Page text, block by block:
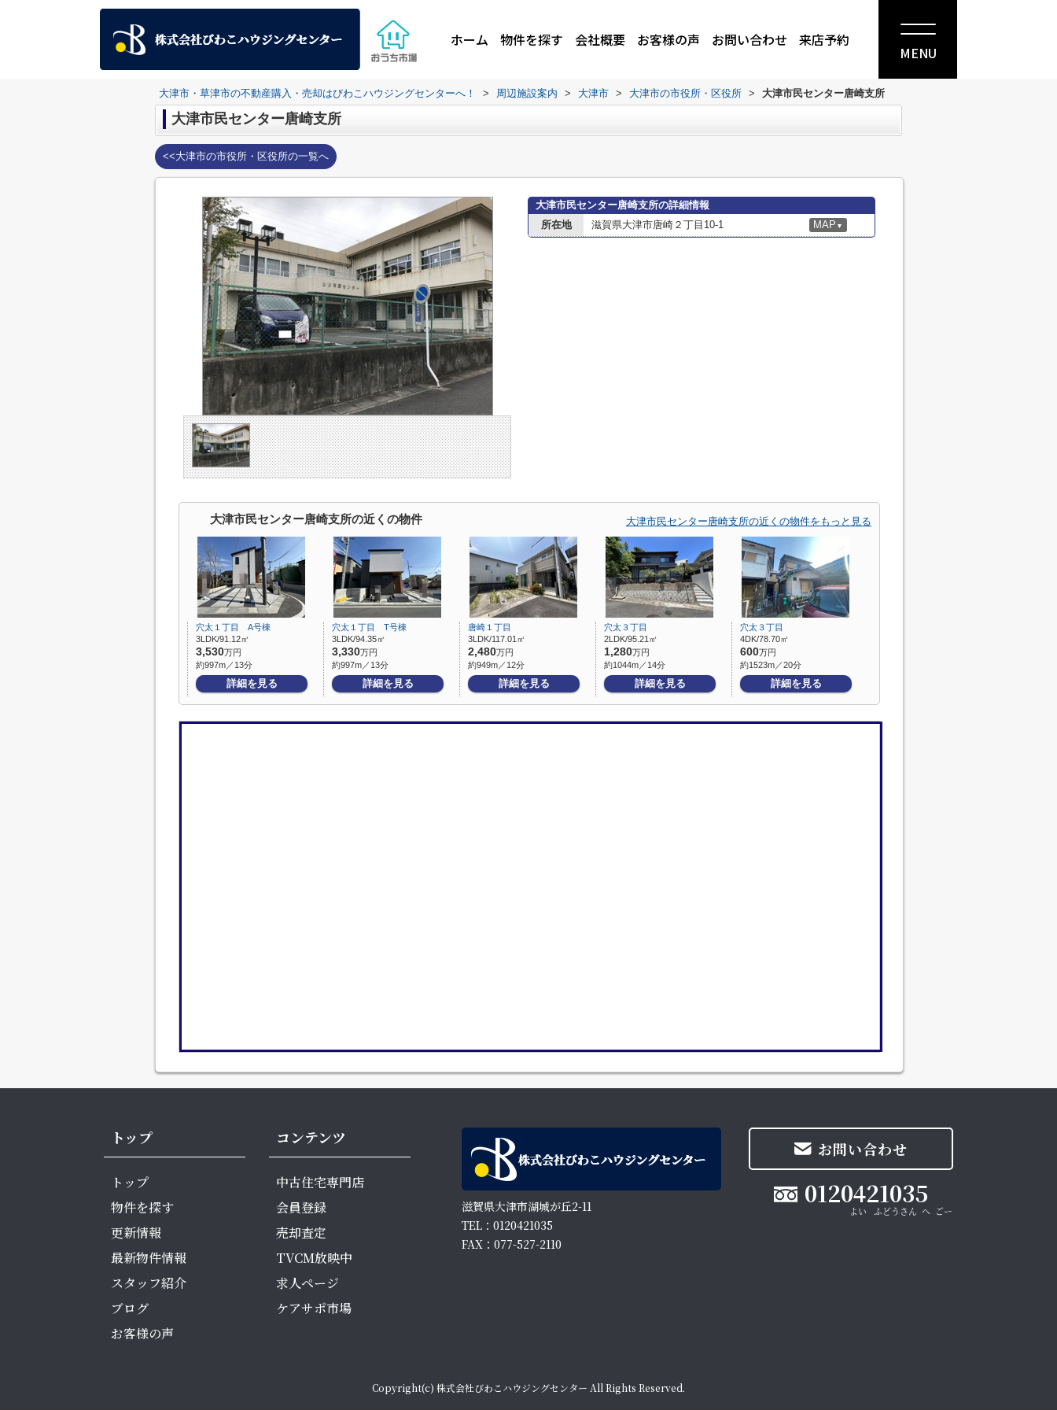
ホーム 物件を探す 会社概要 お客様の声 お問い合わせ 来店予約
MENU
大津市・草津市の不動産購入・売却はびわこハウジングセンターへ！ > 周辺施設案内 > 大津市 > 大津市の市役所・区役所 > 大津市民センター唐崎支所
大津市民センター唐崎支所
<<大津市の市役所・区役所の一覧へ
大津市民センター唐崎支所の詳細情報
所在地
滋賀県大津市唐崎２丁目10-1 MAP ▼
大津市民センター唐崎支所の近くの物件 大津市民センター唐崎支所の近くの物件をもっと見る
穴太１丁目 A号棟
3LDK/91.12㎡
3,530万円
約997m／13分
詳細を見る
穴太１丁目 T号棟
3LDK/94.35㎡
3,330万円
約997m／13分
詳細を見る
唐崎１丁目
3LDK/117.01㎡
2,480万円
約949m／12分
詳細を見る
穴太３丁目
2LDK/95.21㎡
1,280万円
約1044m／14分
詳細を見る
穴太３丁目
4DK/78.70㎡
600万円
約1523m／20分
詳細を見る
トップ
トップ
物件を探す
更新情報
最新物件情報
スタッフ紹介
ブログ
お客様の声
コンテンツ
中古住宅専門店
会員登録
売却査定
TVCM放映中
求人ページ
ケアサポ市場
滋賀県大津市湖城が丘2-11
TEL：0120421035
FAX：077-527-2110
お問い合わせ
0120421035
Copyright(c) 株式会社びわこハウジングセンター All Rights Reserved.